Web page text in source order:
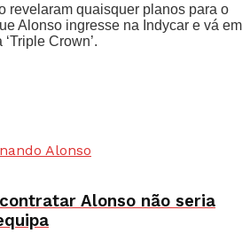
revelaram quaisquer planos para o
Alonso ingresse na Indycar e vá em
Crown’.
Alonso
Alonso não seria